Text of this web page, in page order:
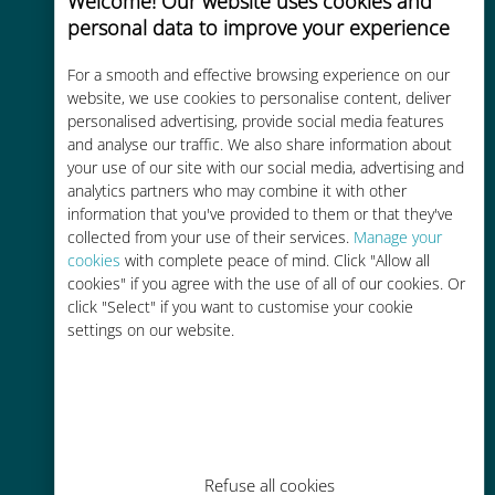
personal data to improve your experience
For a smooth and effective browsing experience on our
website, we use cookies to personalise content, deliver
personalised advertising, provide social media features
and analyse our traffic. We also share information about
your use of our site with our social media, advertising and
analytics partners who may combine it with other
information that you've provided to them or that they've
collected from your use of their services. Manage your
cookies with complete peace of mind. Click "Allow all
cookies" if you agree with the use of all of our cookies. Or
click "Select" if you want to customise your cookie
settings on our website.
Refuse all cookies
Custo-benefício
Até 90% mais barato do que as
tarifas de roaming de sua
operadora atual
Fácil recarga
Em qualquer lugar por meio do